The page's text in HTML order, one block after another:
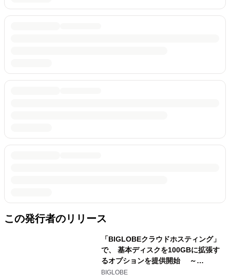
この発行者のリリース
「BIGLOBEクラウドホスティング」
で、 基本ディスクを100GBに拡張す
るオプションを提供開始 ～
Microsoft SQL Server
BIGLOBE